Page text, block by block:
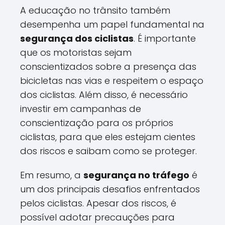
A educação no trânsito também
desempenha um papel fundamental na
segurança dos ciclistas. É importante
que os motoristas sejam
conscientizados sobre a presença das
bicicletas nas vias e respeitem o espaço
dos ciclistas. Além disso, é necessário
investir em campanhas de
conscientização para os próprios
ciclistas, para que eles estejam cientes
dos riscos e saibam como se proteger.
Em resumo, a segurança no tráfego é
um dos principais desafios enfrentados
pelos ciclistas. Apesar dos riscos, é
possível adotar precauções para